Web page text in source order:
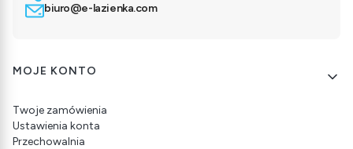
biuro@e-lazienka.com
Linki w stopce
MOJE KONTO
Twoje zamówienia
Ustawienia konta
Przechowalnia